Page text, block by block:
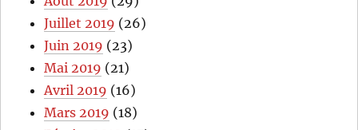
Juillet 2019 (26)
Juin 2019 (23)
Mai 2019 (21)
Avril 2019 (16)
Mars 2019 (18)